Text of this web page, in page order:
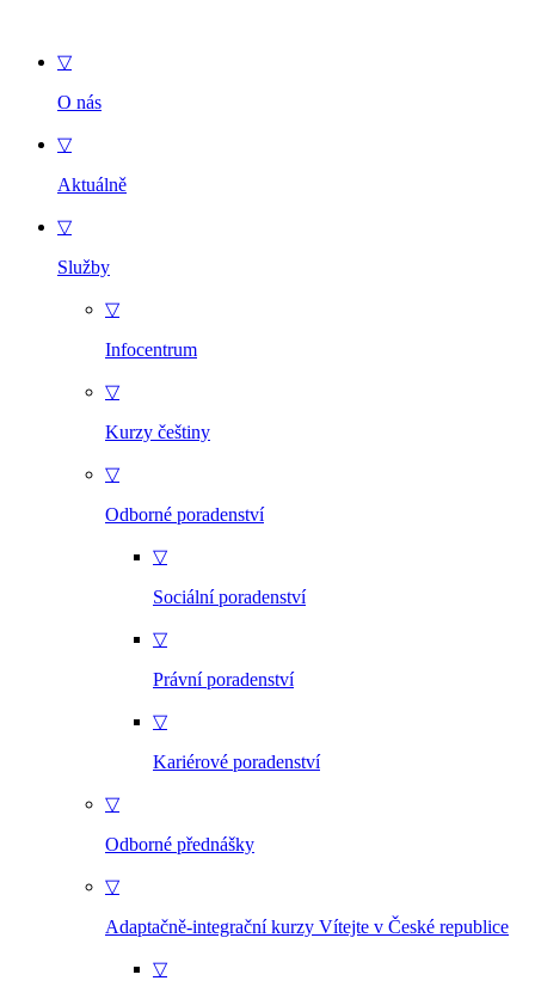
▽
O nás
▽
Aktuálně
▽
Služby
▽
Infocentrum
▽
Kurzy češtiny
▽
Odborné poradenství
▽
Sociální poradenství
▽
Právní poradenství
▽
Kariérové poradenství
▽
Odborné přednášky
▽
Adaptačně-integrační kurzy Vítejte v České republice
▽